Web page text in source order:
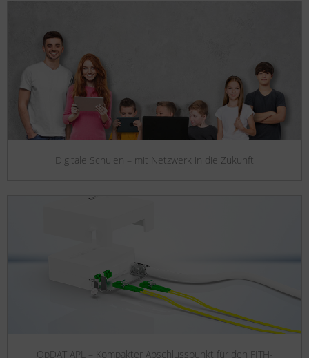
Digitale Schulen – mit Netzwerk in die Zukunft
OpDAT APL – Kompakter Abschlusspunkt für den FITH-